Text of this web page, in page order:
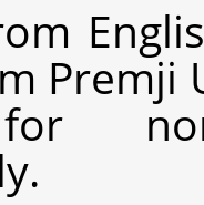
Premji
non-